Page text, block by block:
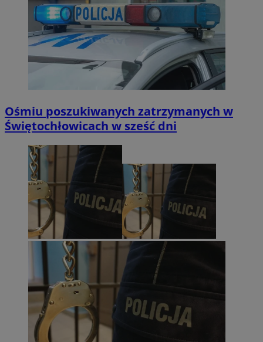
Ośmiu poszukiwanych zatrzymanych w
Świętochłowicach w sześć dni